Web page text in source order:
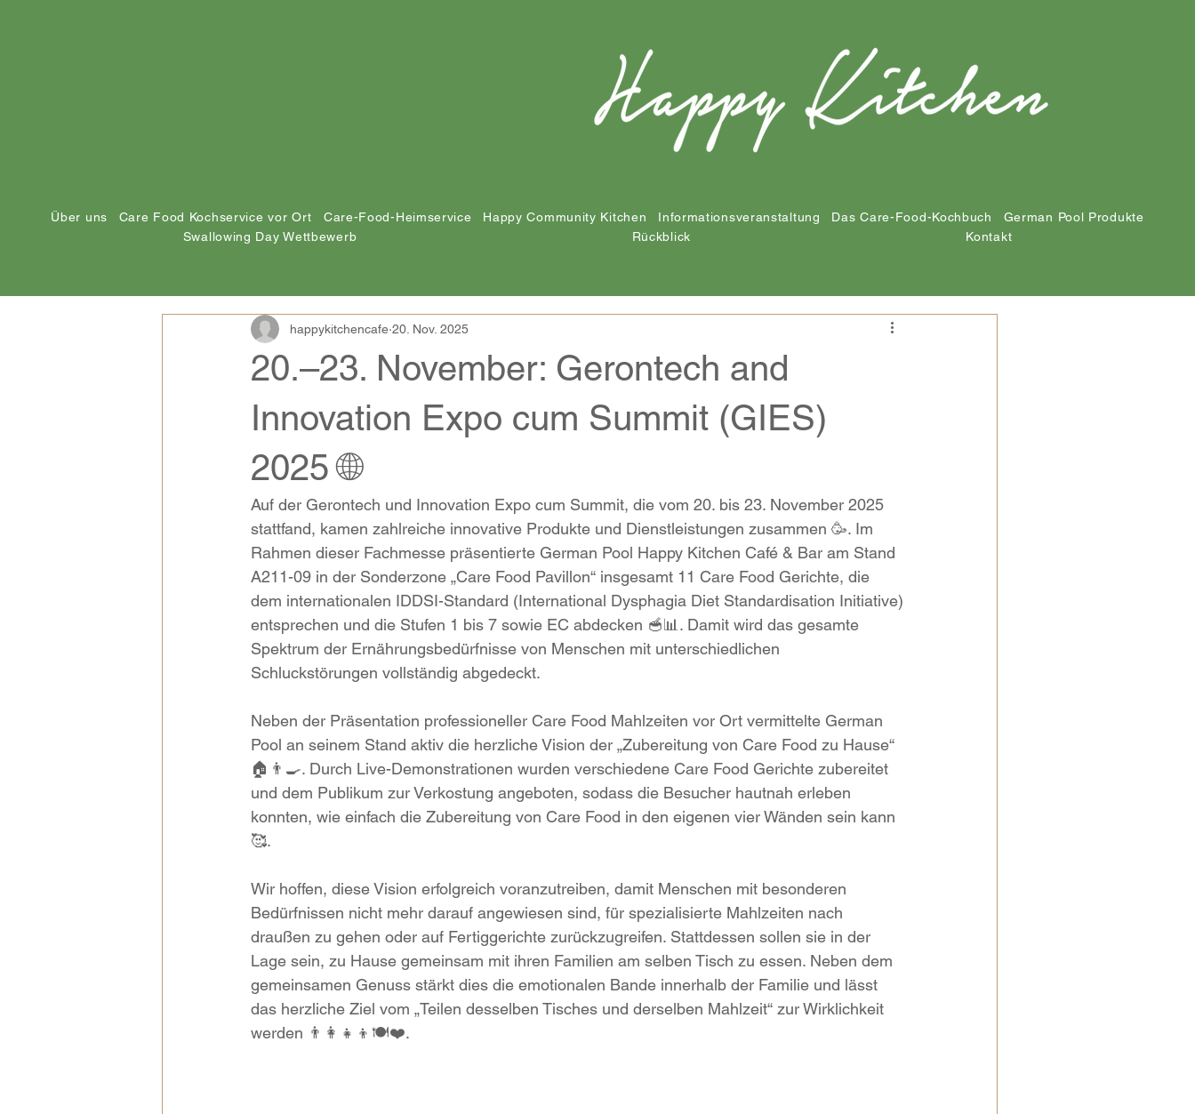
Über uns Care Food Kochservice vor Ort Care-Food-Heimservice Happy Community Kitchen Informationsveranstaltung Das Care-Food-Kochbuch
German Pool Produkte
Swallowing Day Wettbewerb
Rückblick Kontakt
20.–23. November: Gerontech and
Innovation Expo cum Summit (GIES)
2025 🌐
happykitchencafe 20. Nov. 2025
Auf der Gerontech und Innovation Expo cum Summit, die vom 20. bis 23. November 2025
stattfand, kamen zahlreiche innovative Produkte und Dienstleistungen zusammen 🥳. Im
Rahmen dieser Fachmesse präsentierte German Pool Happy Kitchen Café & Bar am Stand
A211-09 in der Sonderzone „Care Food Pavillon“ insgesamt 11 Care Food Gerichte, die
dem internationalen IDDSI-Standard (International Dysphagia Diet Standardisation Initiative)
entsprechen und die Stufen 1 bis 7 sowie EC abdecken 🥣📊. Damit wird das gesamte
Spektrum der Ernährungsbedürfnisse von Menschen mit unterschiedlichen
Schluckstörungen vollständig abgedeckt.
Neben der Präsentation professioneller Care Food Mahlzeiten vor Ort vermittelte German
Pool an seinem Stand aktiv die herzliche Vision der „Zubereitung von Care Food zu Hause“
🏠👨‍🍳. Durch Live-Demonstrationen wurden verschiedene Care Food Gerichte zubereitet
und dem Publikum zur Verkostung angeboten, sodass die Besucher hautnah erleben
konnten, wie einfach die Zubereitung von Care Food in den eigenen vier Wänden sein kann
🥰.
Wir hoffen, diese Vision erfolgreich voranzutreiben, damit Menschen mit besonderen
Bedürfnissen nicht mehr darauf angewiesen sind, für spezialisierte Mahlzeiten nach
draußen zu gehen oder auf Fertiggerichte zurückzugreifen. Stattdessen sollen sie in der
Lage sein, zu Hause gemeinsam mit ihren Familien am selben Tisch zu essen. Neben dem
gemeinsamen Genuss stärkt dies die emotionalen Bande innerhalb der Familie und lässt
das herzliche Ziel vom „Teilen desselben Tisches und derselben Mahlzeit“ zur Wirklichkeit
werden 👨‍👩‍👧‍👦🍽️❤️.